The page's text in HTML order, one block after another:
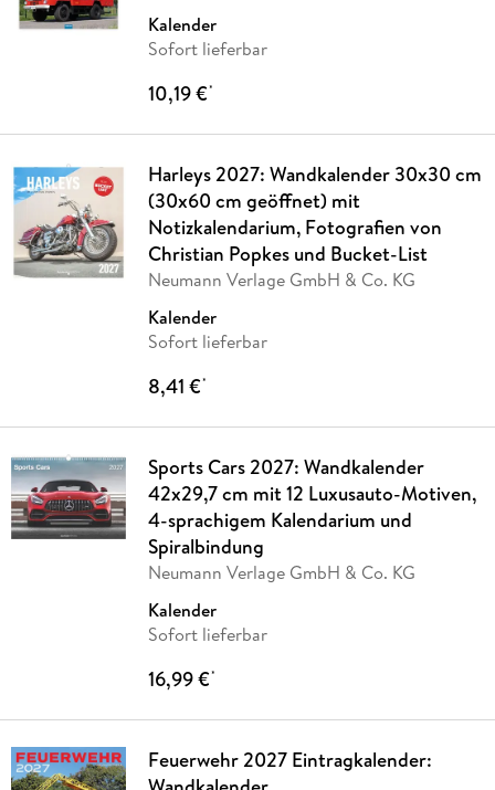
Kalender
Sofort lieferbar
10,19 €*
Harleys 2027: Wandkalender 30x30 cm
(30x60 cm geöffnet) mit
Notizkalendarium, Fotografien von
Christian Popkes und Bucket-List
Neumann Verlage GmbH & Co. KG
Kalender
Sofort lieferbar
8,41 €*
Sports Cars 2027: Wandkalender
42x29,7 cm mit 12 Luxusauto-Motiven,
4-sprachigem Kalendarium und
Spiralbindung
Neumann Verlage GmbH & Co. KG
Kalender
Sofort lieferbar
16,99 €*
Feuerwehr 2027 Eintragkalender: